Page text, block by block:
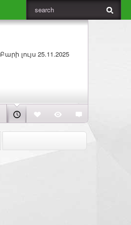
Բարի լույս 25.11.2025